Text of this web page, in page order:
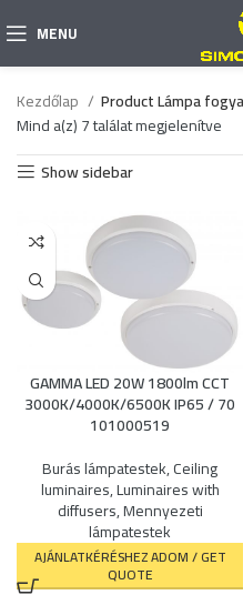
MENU
Kezdőlap Product Lámpa
Mind a(z) 7 találat megjelenítve
Show sidebar
GAMMA LED 20W 1800lm CCT
3000K/4000K/6500K IP65 / 70
101000519
Burás lámpatestek,Ceiling
luminaires,Luminaires with
diffusers,Mennyezeti
lámpatestek
AJÁNLATKÉRÉSHEZ ADOM / GET
QUOTE